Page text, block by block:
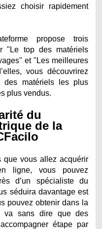
choisir rapidement
propose trois
"Le top des matériels
et "Les meilleures
vous découvrirez
des matériels les plus
plus vendus.
du
de la
que vous allez acquérir
ligne, vous pouvez
d’un spécialiste du
séduira davantage est
pouvez obtenir dans la
va sans dire que des
étape par